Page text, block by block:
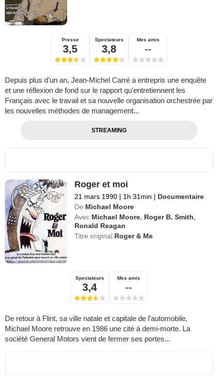
Presse
3,5
Spectateurs
3,8
Mes amis
--
Depuis plus d'un an, Jean-Michel Carré a entrepris une enquête
et une réflexion de fond sur le rapport qu'entretiennent les
Français avec le travail et sa nouvelle organisation orchestrée par
les nouvelles méthodes de management...
STREAMING
Roger et moi
21 mars 1990 | 1h 31min | Documentaire
De Michael Moore
Avec Michael Moore Roger B. Smith
Ronald Reagan
Titre original Roger & Me
Spectateurs
3,4
Mes amis
--
De retour à Flint, sa ville natale et capitale de l'automobile,
Michael Moore retrouve en 1986 une cité à demi-morte. La
société General Motors vient de fermer ses portes...